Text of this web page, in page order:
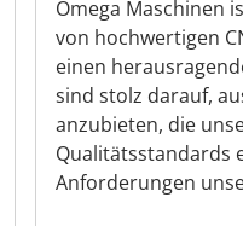
Omega Maschinen
von hochwertigen
einen
sind stolz darauf,
anzubieten, die
Qualitätsstandards
Anforderungen